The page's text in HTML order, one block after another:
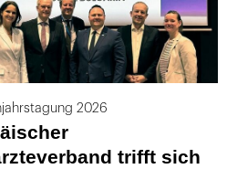
2026
trifft sich